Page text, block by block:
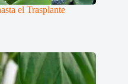
el Trasplante